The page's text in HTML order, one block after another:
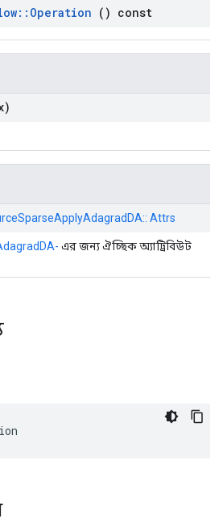
:: Operation () const
Attrs
এর জন্য ঐচ্ছিক অ্যাট্রিবিউট